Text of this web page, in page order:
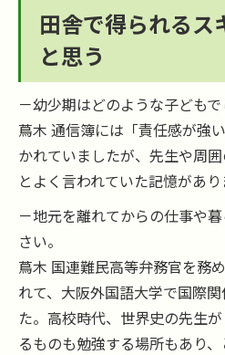
田舎で得られるス
と思う
－幼少期はどのような子どもで
蔦木 通信簿には「責任感が強
かれていましたが、先生や周囲
とよく言われていた記憶があり
－地元を離れてからの仕事や
さい。
蔦木 国連難民高等弁務官を務
れて、大阪外国語大学で国際
た。高校時代、世界史の先生
るものも勉強する場所もあり